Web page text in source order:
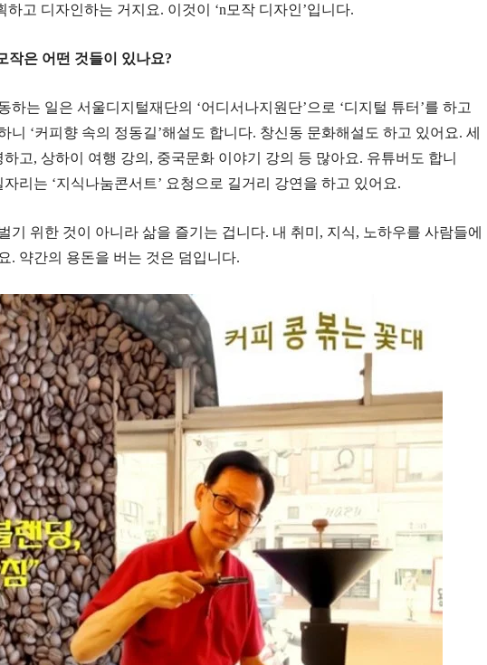
고 디자인하는 거지요. 이것이 ‘n모작 디자인’입니다.
작은 어떤 것들이 있나요?
하는 일은 서울디지털재단의 ‘어디서나지원단’으로 ‘디지털 튜터 ’를 하고
니 ‘커피향 속의 정동길’해설도 합니다. 창신동 문화해설도 하고 있어요. 세
하고, 상하이 여행 강의 , 중국문화 이야기 강의 등 많아요. 유튜버도 합니
자리는 ‘지식나눔콘서트’ 요청으로 길거리 강연을 하고 있어요.
기 위한 것이 아니라 삶을 즐기는 겁니다. 내 취미 , 지식, 노하우를 사람들에
. 약간의 용돈을 버는 것은 덤입니다.